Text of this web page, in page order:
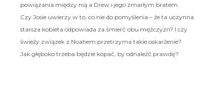
powiązania między nią a Drew i jego zmarłym bratem.
Czy Josie uwierzy w to, co nie do pomyślenia – że ta uczynna
starsza kobieta odpowiada za śmierć obu mężczyzn? I czy
świeży związek z Noahem przetrzyma takie oskarżenie?
Jak głęboko trzeba będzie kopać, by odnaleźć prawdę?